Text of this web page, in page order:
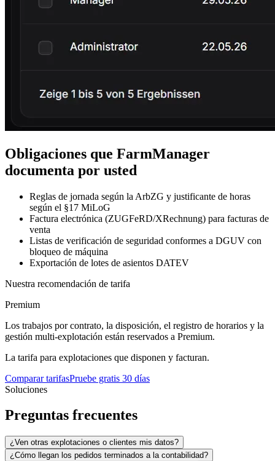
Obligaciones que FarmManager
documenta por usted
Reglas de jornada según la ArbZG y justificante de horas
según el §17 MiLoG
Factura electrónica (ZUGFeRD/XRechnung) para facturas de
venta
Listas de verificación de seguridad conformes a DGUV con
bloqueo de máquina
Exportación de lotes de asientos DATEV
Nuestra recomendación de tarifa
Premium
Los trabajos por contrato, la disposición, el registro de horarios y la
gestión multi-explotación están reservados a Premium.
La tarifa para explotaciones que disponen y facturan.
Comparar tarifasPruebe gratis 30 días
Soluciones
Preguntas frecuentes
¿Ven otras explotaciones o clientes mis datos?
¿Cómo llegan los pedidos terminados a la contabilidad?